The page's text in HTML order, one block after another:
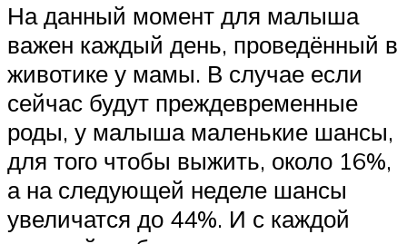
На данный момент для малыша
важен каждый день, проведённый в
животике у мамы. В случае если
сейчас будут преждевременные
роды, у малыша маленькие шансы,
для того чтобы выжить, около 16%,
а на следующей неделе шансы
увеличатся до 44%. И с каждой